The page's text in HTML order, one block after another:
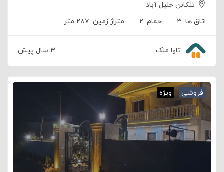
تنکابن جلیل آباد
اتاق ها: ۳ حمام: ۲ متراژ زمین: ۲۸۷ متر
تاوا ملک ۳ سال پیش
فروشی ویژه